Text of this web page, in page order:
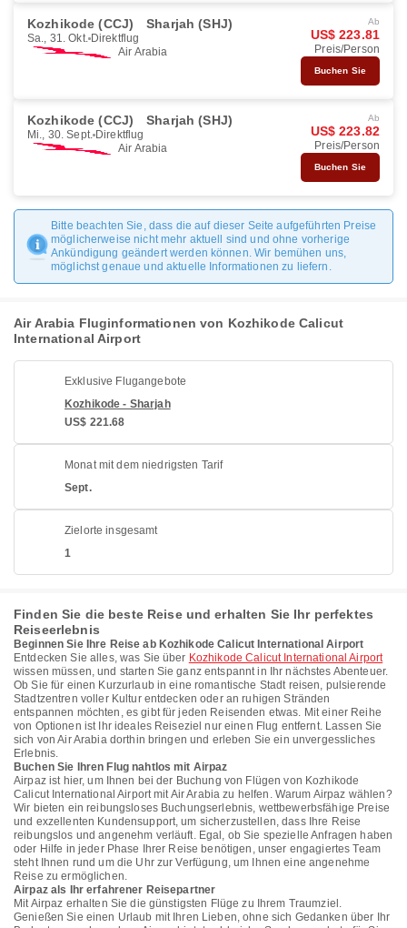
Kozhikode (CCJ) Sharjah (SHJ)
Sa., 31. Okt. Direktflug
Air Arabia
Ab
US$ 223.81
Preis/Person
Buchen Sie
Kozhikode (CCJ) Sharjah (SHJ)
Mi., 30. Sept. Direktflug
Air Arabia
Ab
US$ 223.82
Preis/Person
Buchen Sie
Bitte beachten Sie, dass die auf dieser Seite aufgeführten Preise
möglicherweise nicht mehr aktuell sind und ohne vorherige
Ankündigung geändert werden können. Wir bemühen uns,
möglichst genaue und aktuelle Informationen zu liefern.
Air Arabia Fluginformationen von Kozhikode Calicut
International Airport
Exklusive Flugangebote
Kozhikode - Sharjah
US$ 221.68
Monat mit dem niedrigsten Tarif
Sept.
Zielorte insgesamt
1
Finden Sie die beste Reise und erhalten Sie Ihr perfektes
Reiseerlebnis
Beginnen Sie Ihre Reise ab Kozhikode Calicut International Airport
Entdecken Sie alles, was Sie über Kozhikode Calicut International Airport
wissen müssen, und starten Sie ganz entspannt in Ihr nächstes Abenteuer.
Ob Sie für einen Kurzurlaub in eine romantische Stadt reisen, pulsierende
Stadtzentren voller Kultur entdecken oder an ruhigen Stränden
entspannen möchten, es gibt für jeden Reisenden etwas. Mit einer Reihe
von Optionen ist Ihr ideales Reiseziel nur einen Flug entfernt. Lassen Sie
sich von Air Arabia dorthin bringen und erleben Sie ein unvergessliches
Erlebnis.
Buchen Sie Ihren Flug nahtlos mit Airpaz
Airpaz ist hier, um Ihnen bei der Buchung von Flügen von Kozhikode
Calicut International Airport mit Air Arabia zu helfen. Warum Airpaz wählen?
Wir bieten ein reibungsloses Buchungserlebnis, wettbewerbsfähige Preise
und exzellenten Kundensupport, um sicherzustellen, dass Ihre Reise
reibungslos und angenehm verläuft. Egal, ob Sie spezielle Anfragen haben
oder Hilfe in jeder Phase Ihrer Reise benötigen, unser engagiertes Team
steht Ihnen rund um die Uhr zur Verfügung, um Ihnen eine angenehme
Reise zu ermöglichen.
Airpaz als Ihr erfahrener Reisepartner
Mit Airpaz erhalten Sie die günstigsten Flüge zu Ihrem Traumziel.
Genießen Sie einen Urlaub mit Ihren Lieben, ohne sich Gedanken über Ihr